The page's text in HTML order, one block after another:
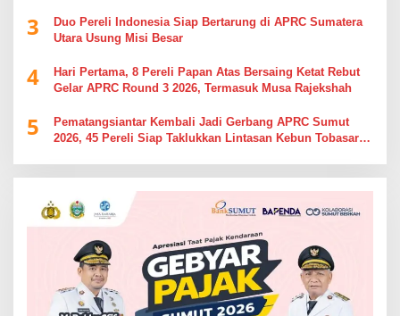
3
Duo Pereli Indonesia Siap Bertarung di APRC Sumatera
Utara Usung Misi Besar
4
Hari Pertama, 8 Pereli Papan Atas Bersaing Ketat Rebut
Gelar APRC Round 3 2026, Termasuk Musa Rajekshah
5
Pematangsiantar Kembali Jadi Gerbang APRC Sumut
2026, 45 Pereli Siap Taklukkan Lintasan Kebun Tobasari